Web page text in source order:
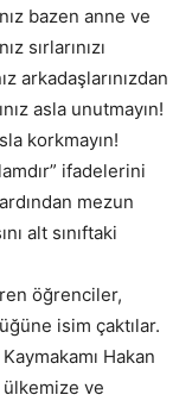
bazen anne ve
sırlarınızı
arkadaşlarınızdan
asla unutmayın!
korkmayın!
ifadelerini
mezun
alt sınıftaki
öğrenciler,
isim çaktılar.
Hakan
ve